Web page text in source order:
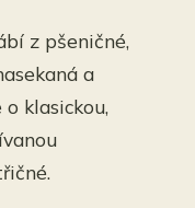
z pšeničné,
a
klasickou,